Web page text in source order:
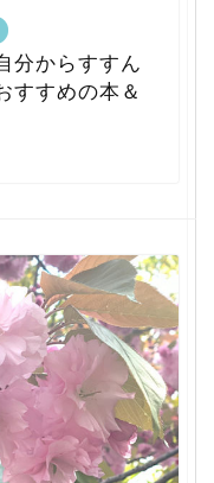
分からすすん
すすめの本＆